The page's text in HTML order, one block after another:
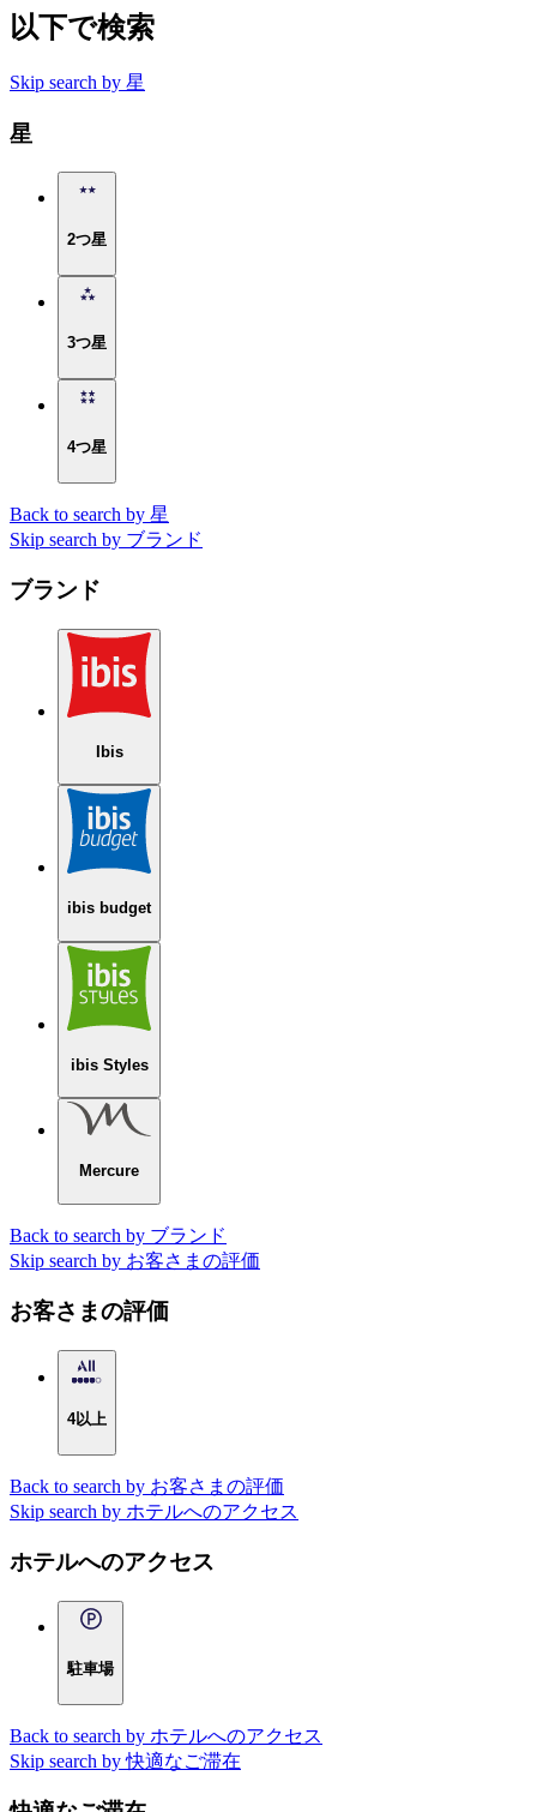
以下で検索
Skip search by 星
星
2つ星
3つ星
4つ星
Back to search by 星
Skip search by ブランド
ブランド
Ibis
ibis budget
ibis Styles
Mercure
Back to search by ブランド
Skip search by お客さまの評価
お客さまの評価
4以上
Back to search by お客さまの評価
Skip search by ホテルへのアクセス
ホテルへのアクセス
駐車場
Back to search by ホテルへのアクセス
Skip search by 快適なご滞在